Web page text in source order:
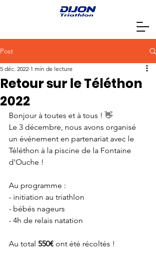
Post
Retour sur le Téléthon
2022
5 déc. 2022 1 min de lecture
Bonjour à toutes et à tous ! 👋
Le 3 décembre, nous avons organisé
un événement en partenariat avec le
Téléthon à la piscine de la Fontaine
d'Ouche !
Au programme :
- initiation au triathlon
- bébés nageurs
- 4h de relais natation
Au total 550€ ont été récoltés !